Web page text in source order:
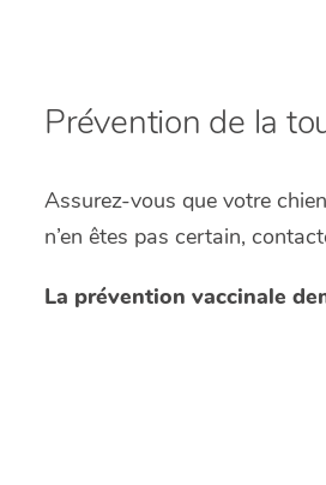
Prévention de la
Assurez-vous que votre
n’en êtes pas certain,
La prévention vaccinale